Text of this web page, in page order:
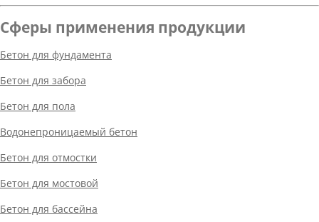
Сферы применения продукции
Бетон для фундамента
Бетон для забора
Бетон для пола
Водонепроницаемый бетон
Бетон для отмостки
Бетон для мостовой
Бетон для бассейна